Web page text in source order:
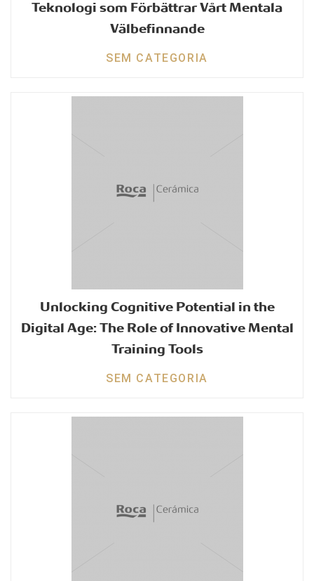
Teknologi som Förbättrar Vårt Mentala
Välbefinnande
SEM CATEGORIA
Unlocking Cognitive Potential in the
Digital Age: The Role of Innovative Mental
Training Tools
SEM CATEGORIA